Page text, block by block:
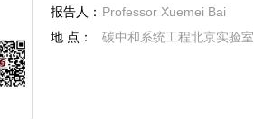
报告人： Professor Xuemei Bai
地 点：
碳中和系统工程北京实验室